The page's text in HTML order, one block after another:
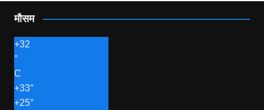
मौसम
+32
°
C
+33°
+25°